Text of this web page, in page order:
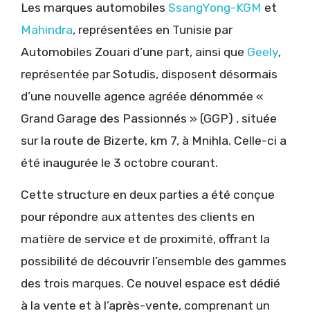
Les marques automobiles SsangYong-KGM et
Mahindra, représentées en Tunisie par
Automobiles Zouari d’une part, ainsi que Geely,
représentée par Sotudis, disposent désormais
d’une nouvelle agence agréée dénommée «
Grand Garage des Passionnés » (GGP) , située
sur la route de Bizerte, km 7, à Mnihla. Celle-ci a
été inaugurée le 3 octobre courant.
Cette structure en deux parties a été conçue
pour répondre aux attentes des clients en
matière de service et de proximité, offrant la
possibilité de découvrir l’ensemble des gammes
des trois marques. Ce nouvel espace est dédié
à la vente et à l’après-vente, comprenant un